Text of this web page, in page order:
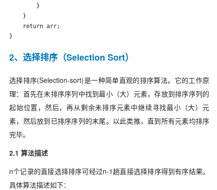
        }
    }
    return arr;
}
2、选择排序（Selection Sort）
选择排序(Selection-sort)是一种简单直观的排序算法。它的工作原
理：首先在未排序序列中找到最小（大）元素，存放到排序序列的
起始位置，然后，再从剩余未排序元素中继续寻找最小（大）元
素，然后放到已排序序列的末尾。以此类推，直到所有元素均排序
完毕。
2.1 算法描述
n个记录的直接选择排序可经过n-1趟直接选择排序得到有序结果。
具体算法描述如下：